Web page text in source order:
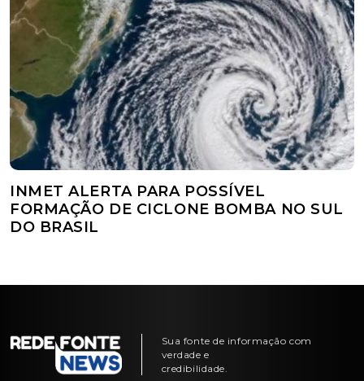
INMET ALERTA PARA POSSÍVEL
FORMAÇÃO DE CICLONE BOMBA NO SUL
DO BRASIL
Sua fonte de informação com
verdade e
credibilidade.